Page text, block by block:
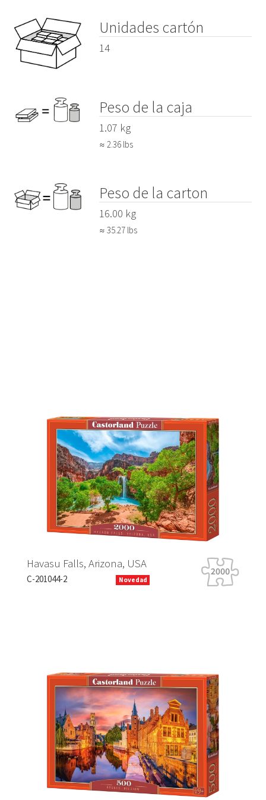
Unidades cartón
14
Peso de la caja
1.07 kg
≈ 2.36 lbs
Peso de la carton
16.00 kg
≈ 35.27 lbs
Havasu Falls, Arizona, USA
C-201044-2 Novedad
Previous